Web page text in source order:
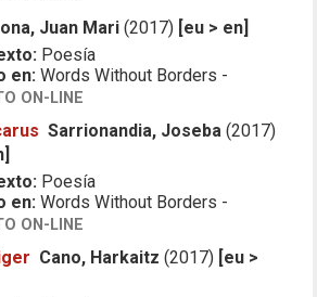
Juan Mari (2017) [eu > en]
Poesía
en: Words Without Borders -
ON-LINE
Sarrionandia, Joseba (2017)
Poesía
en: Words Without Borders -
ON-LINE
Cano, Harkaitz (2017) [eu >